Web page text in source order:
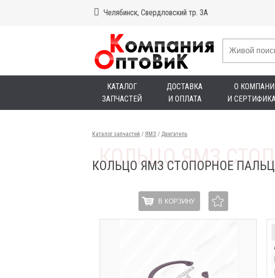
Челябинск, Свердловский тр. 3А
КАТАЛОГ
ЗАПЧАСТЕЙ
ДОСТАВКА
И ОПЛАТА
О
И
Каталог запчастей / ЯМЗ / Двигатель
КОЛЬЦО ЯМЗ СТОПОРНОЕ
В КОРЗИНУ